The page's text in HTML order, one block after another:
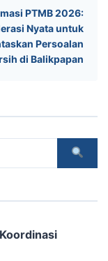
PTMB 2026:
Nyata untuk
Persoalan
di Balikpapan